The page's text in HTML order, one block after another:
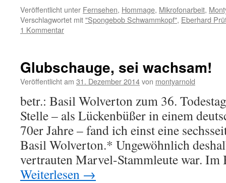
Veröffentlicht unter Fernsehen, Hommage, Mikrofonarbeit,
Verschlagwortet mit"Spongebob Schwammkopf", Eberhard
1 Kommentar
Glubschauge, sei wachsam!
Veröffentlicht am 31. Dezember 2014von montyarnold
betr.: Basil Wolverton zum 36.
Stelle – als Lückenbüßer in einem
70er Jahre – fand ich einst eine
Basil Wolverton.* Ungewöhnlich
vertrauten Marvel-Stammleute war.
Weiterlesen →